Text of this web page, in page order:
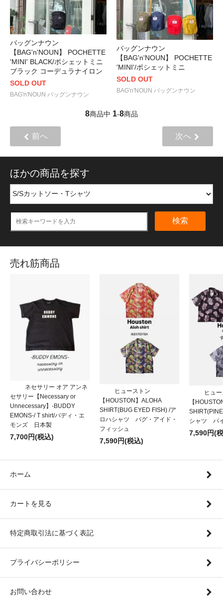
バッグンナウン
【BAG'n'NOUN】 POCHETTE
'MINI' BLACK/ポシェットミニ
ブラック コーデュラナイロン
SOLD OUT
BAG'n'NOUN バッグンナウン
バッグンナウン
【BAG'n'NOUN】 POCHETTE
'MINI'/ポシェットミニ
SOLD OUT
BAG'n'NOUN バッグンナウン
8商品中 1-8商品
前へ 次へ
ほかの商品を探す
検索
売れ筋商品
ネセサリー オア アンネ
セサリー【Necessary or
Unnecessary】-BUDDY
EMONS-/ T shirt/バディ・エ
モンズ 日本製
7,700円(税込)
ヒューストン
【HOUSTON】ALOHA
SHIRT(BUG EYED FISH) /ア
ロハシャツ バグ・アイド・
フィッシュ
7,590円(税込)
ヒュ
【
シャツ パ
7,590円(
ホーム
カートを見る
特定商取引法に基づく表記
プライバシーポリシー
お問い合わせ